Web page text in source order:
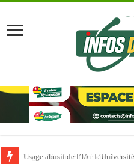
Usage abusif de l’IA :